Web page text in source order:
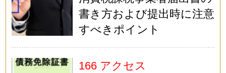
書き方および提出時に注意
すべきポイント
166 アクセス